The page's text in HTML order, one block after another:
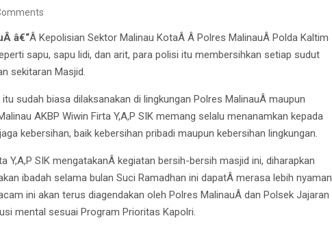
â€“Â Kepolisian Sektor Malinau KotaÂ Â Polres MalinauÂ Polda Kaltim
sapu, sapu lidi, dan arit, para polisi itu membersihkan setiap sudut
sekitaran Masjid.
sudah biasa dilaksanakan di lingkungan Polres MalinauÂ maupun
AKBP Wiwin Firta Y,A,P SIK memang selalu menanamkan kepada
kebersihan, baik kebersihan pribadi maupun kebersihan lingkungan.
Y,A,P SIK mengatakanÂ kegiatan bersih-bersih masjid ini, diharapkan
ibadah selama bulan Suci Ramadhan ini dapatÂ merasa lebih nyaman
ini akan terus diagendakan oleh Polres MalinauÂ dan Polsek Jajaran
mental sesuai Program Prioritas Kapolri.